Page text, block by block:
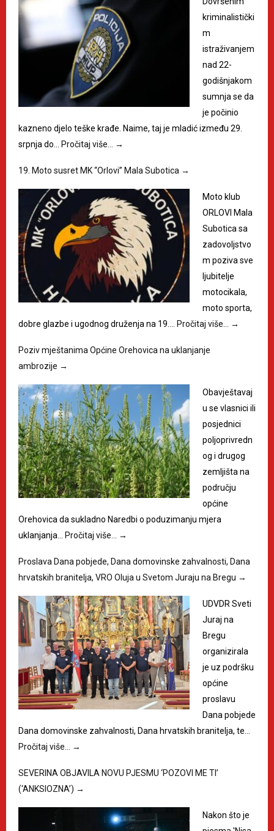
kriminalistički
m
istraživanjem
nad 22-
godišnjakom
sumnja se da
je počinio
kazneno djelo teške krađe. Naime, taj je mladić između 29.
srpnja do…
Pročitaj više… →
19. Moto susret MK “Orlovi” Mala Subotica →
Moto klub
ORLOVI Mala
Subotica sa
zadovoljstvo
m poziva sve
ljubitelje
motocikala,
moto sporta,
dobre glazbe i ugodnog druženja na 19.…
Pročitaj više… →
Poziv mještanima Općine Orehovica na uklanjanje
ambrozije →
Obavještavaj
u se vlasnici ili
posjednici
poljoprivredn
og i drugog
zemljišta na
području
općine
Orehovica da sukladno Naredbi o poduzimanju mjera
uklanjanja…
Pročitaj više… →
Proslava Dana pobjede, Dana domovinske zahvalnosti, Dana
hrvatskih branitelja, VRO Oluja u Svetom Juraju na Bregu →
UDVDR Sveti
Juraj na
Bregu
organizirala
je uz podršku
općine
proslavu
Dana pobjede
Dana domovinske zahvalnosti, Dana hrvatskih branitelja, te…
Pročitaj više…
→
SEVERINA OBJAVILA NOVU PJESMU ‘POZOVI ME TI’
(‘ANKSIOZNA’) →
Nakon što je